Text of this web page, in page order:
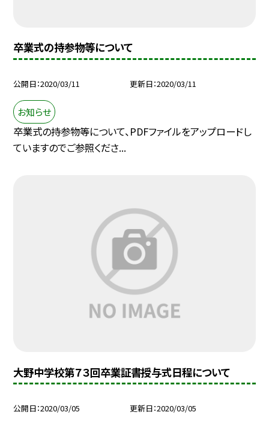
卒業式の持参物等について
公開日 2020/03/11 更新日 2020/03/11
お知らせ
卒業式の持参物等について、PDFファイルをアップロードし
ていますのでご参照くださ...
大野中学校第７３回卒業証書授与式日程について
公開日 2020/03/05 更新日 2020/03/05